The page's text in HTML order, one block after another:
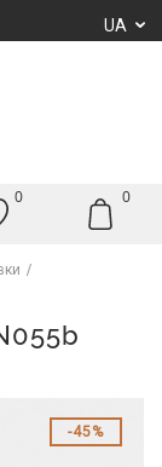
UA
0 0
45%